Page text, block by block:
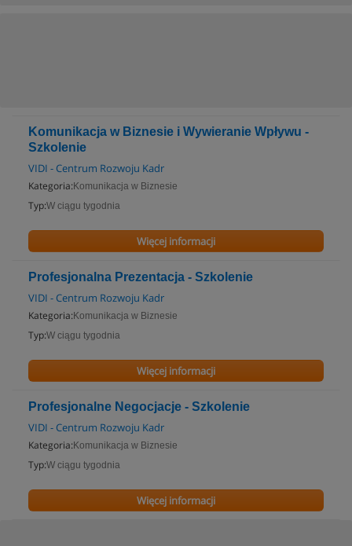
Komunikacja w Biznesie i Wywieranie Wpływu -
Szkolenie
VIDI - Centrum Rozwoju Kadr
Kategoria: Komunikacja w Biznesie
Typ:W ciągu tygodnia
Więcej informacji
Profesjonalna Prezentacja - Szkolenie
VIDI - Centrum Rozwoju Kadr
Kategoria: Komunikacja w Biznesie
Typ:W ciągu tygodnia
Więcej informacji
Profesjonalne Negocjacje - Szkolenie
VIDI - Centrum Rozwoju Kadr
Kategoria: Komunikacja w Biznesie
Typ:W ciągu tygodnia
Więcej informacji